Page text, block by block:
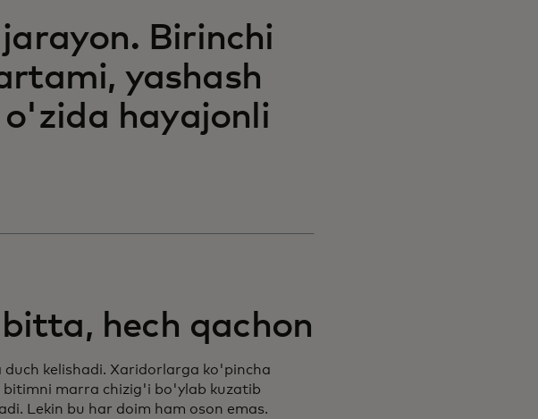
Birinchi
yashash
hayajonli
hech qachon
kelishadi. Xaridorlarga ko'pincha
marra chizig'i bo'ylab kuzatib
Lekin bu har doim ham oson emas.